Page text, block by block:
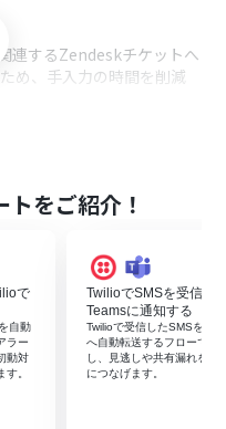
連するZendeskチケットへ
め、手入力の時間を削減
、「SMSを受信したら」
を選択し、「テキストから
で受信したSMS本文から必
の「既存チケットへ
設定し、抽出した情報をコ
をご紹介！
で
自動
ラー
動対
。
TwilioでSMSを受信し
Teamsに通知する
Twilioで受信したSMSを
へ自動転送するフローです
し、見逃しや共有漏れを防
につなげます。